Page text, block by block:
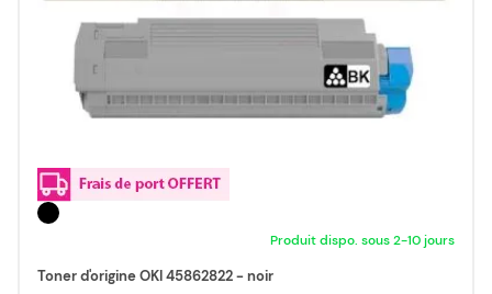
Produit dispo. sous 2-10 jours
Toner d'origine OKI 45862822 - noir